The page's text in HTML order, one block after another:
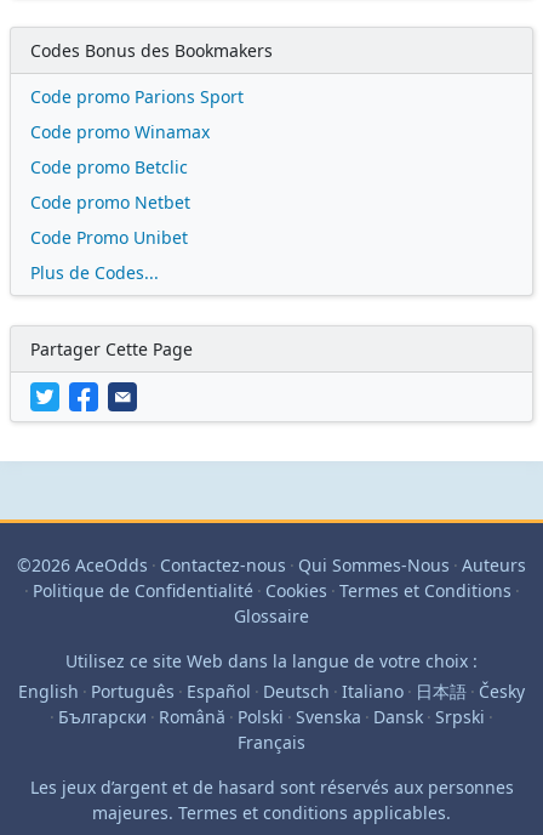
Codes Bonus des Bookmakers
Code promo Parions Sport
Code promo Winamax
Code promo Betclic
Code promo Netbet
Code Promo Unibet
Plus de Codes...
Partager Cette Page
©2026 AceOdds · Contactez-nous · Qui Sommes-Nous · Auteurs
· Politique de Confidentialité · Cookies · Termes et Conditions ·
Glossaire
Utilisez ce site Web dans la langue de votre choix :
English · Português · Español · Deutsch · Italiano · 日本語 · Česky
· Български · Română · Polski · Svenska · Dansk · Srpski ·
Français
Les jeux d’argent et de hasard sont réservés aux personnes
majeures. Termes et conditions applicables.